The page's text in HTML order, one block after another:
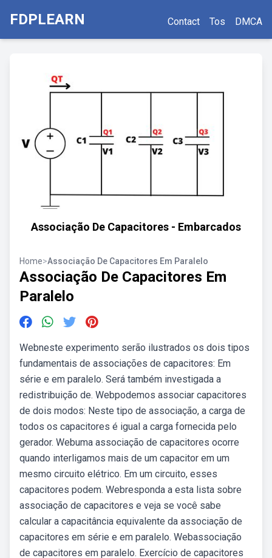
FDPLEARN Contact Tos DMCA
Associação De Capacitores - Embarcados
Home>Associação De Capacitores Em Paralelo
Associação De Capacitores Em
Paralelo
Webneste experimento serão ilustrados os dois tipos
fundamentais de associações de capacitores: Em
série e em paralelo. Será também investigada a
redistribuição de. Webpodemos associar capacitores
de dois modos: Neste tipo de associação, a carga de
todos os capacitores é igual a carga fornecida pelo
gerador. Webuma associação de capacitores ocorre
quando interligamos mais de um capacitor em um
mesmo circuito elétrico. Em um circuito, esses
capacitores podem. Webresponda a esta lista sobre
associação de capacitores e veja se você sabe
calcular a capacitância equivalente da associação de
capacitores em série e em paralelo. Webassociação
de capacitores em paralelo. Exercício de capacitores